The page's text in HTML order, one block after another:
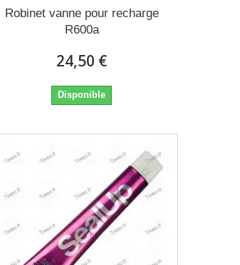
Robinet vanne pour recharge
R600a
24,50 €
Disponible